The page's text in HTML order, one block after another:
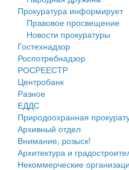
Генеральные планы
Проекты планировки
Собрание депутатов
Городское поселение
Сельские поселения
Прокуратура информирует
Правовое просвещение
Новости прокуратуры
Гостехнадзор
Роспотребнадзор
РОСРЕЕСТР
Центробанк
Разное
ЕДДС
Природоохранная
Архивный отдел
Внимание, розыск!
Архитектура и
Некоммерческие